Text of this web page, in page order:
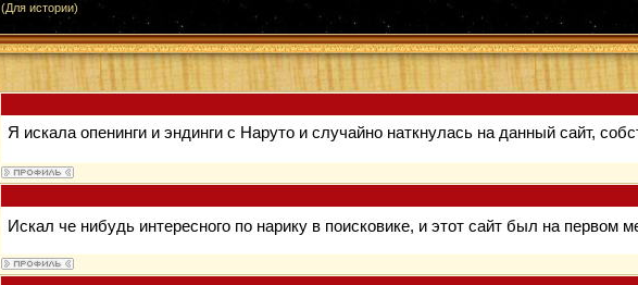
(Для истории)
Я искала опенинги и эндинги с Наруто и случайно наткнулась на данный сайт,
Искал че нибудь интересного по нарику в поисковике, и этот сайт был на первом